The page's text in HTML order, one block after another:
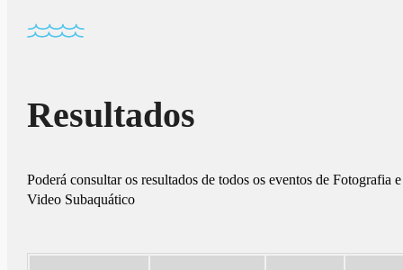
Resultados
Poderá consultar os resultados de todos os eventos de Fotografia e
Video Subaquático